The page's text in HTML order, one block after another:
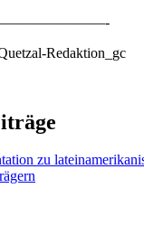
Redaktion_gc
zu